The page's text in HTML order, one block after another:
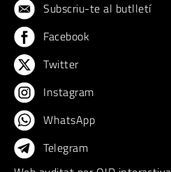
Subscriu-te al butlletí
Facebook
Twitter
Instagram
WhatsApp
Telegram